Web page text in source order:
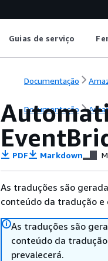
Guias de serviço
Documentação
Documentação
PDF Markdown
As traduções são
conteúdo da tradução e
As traduções são
conteúdo da
prevalecerá.